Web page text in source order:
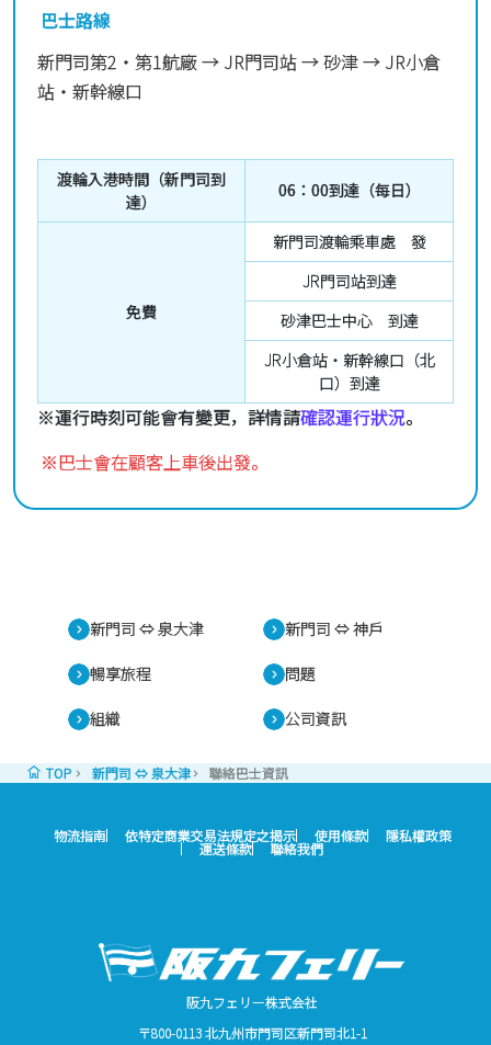
巴士路線
新門司第2・第1航廠 → JR門司站 → 砂津 → JR小倉
站・新幹線口
渡輪入港時間（新門司到
達）
06：00到達（每日）
免費
新門司渡輪乘車處 發
JR門司站到達
砂津巴士中心 到達
JR小倉站・新幹線口（北
口）到達
※運行時刻可能會有變更，詳情請確認運行狀況。
※巴士會在顧客上車後出發。
新門司 ⇔ 泉大津 新門司 ⇔ 神戶
暢享旅程 問題
組織 公司資訊
TOP 新門司 ⇔ 泉大津 聯絡巴士資訊
物流指南 依特定商業交易法規定之揭示 使用條款 隱私權政策
運送條款 聯絡我們
阪九フェリー株式会社
〒800-0113 北九州市門司区新門司北1-1